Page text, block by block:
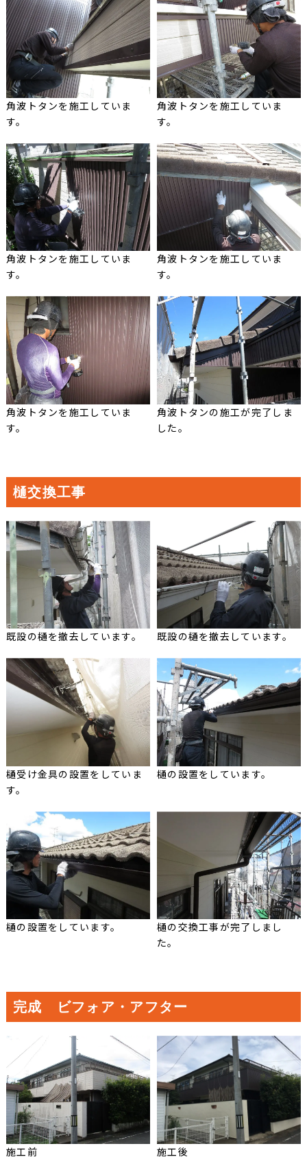
角波トタンを施工していま
す。
角波トタンを施工していま
す。
角波トタンを施工していま
す。
角波トタンを施工していま
す。
角波トタンを施工していま
す。
角波トタンの施工が完了しま
した。
樋交換工事
既設の樋を撤去しています。 既設の樋を撤去しています。
樋受け金具の設置をしていま
す。
樋の設置をしています。
樋の設置をしています。
樋の交換工事が完了しまし
た。
完成 ビフォア・アフター
施工前 施工後